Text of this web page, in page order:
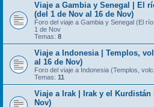
Viaje a Gambia y Senegal | El
(del 1 de Nov al 16 de Nov)
Foro del viaje a Gambia y Senegal (El
1 de Nov
Temas: 8
Viaje a Indonesia | Templos,
al 16 de Nov)
Foro del viaje a Indonesia (Templos,
Temas: 11
Viaje a Irak | Irak y el
Nov)